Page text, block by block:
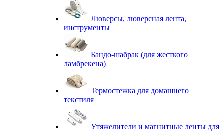
Люверсы, люверсная лента,
инструменты
Бандо-шабрак (для жесткого
ламбрекена)
Термостежка для домашнего
текстиля
Утяжелители и магнитные ленты для